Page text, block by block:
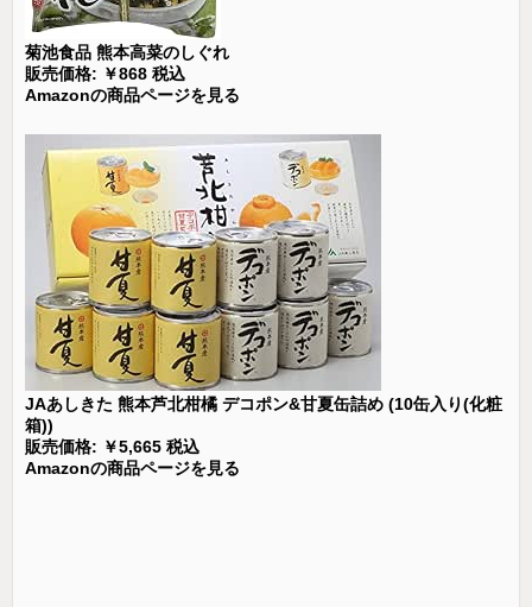
菊池食品 熊本高菜のしぐれ
販売価格: ￥868 税込
Amazonの商品ページを見る
JAあしきた 熊本芦北柑橘 デコポン&甘夏缶詰め (10缶入り(化粧
箱))
販売価格: ￥5,665 税込
Amazonの商品ページを見る